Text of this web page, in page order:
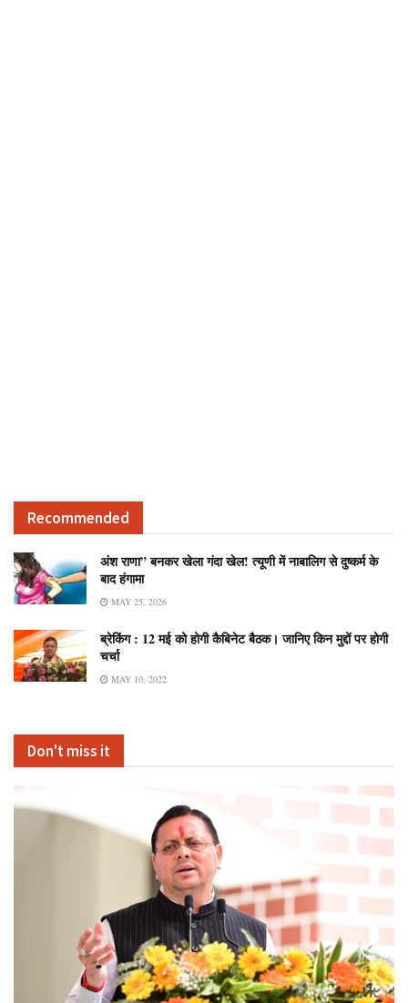
Recommended
अंश राणा” बनकर खेला गंदा खेल! त्यूणी में नाबालिग से दुष्कर्म के
बाद हंगामा
MAY 25, 2026
ब्रेकिंग : 12 मई को होगी कैबिनेट बैठक। जानिए किन मुद्दों पर होगी
चर्चा
MAY 10, 2022
Don't miss it